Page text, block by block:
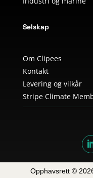
Selskap
Om Clipees
Kontakt
Levering og vilkår
Stripe Climate
Opphavsrett ©